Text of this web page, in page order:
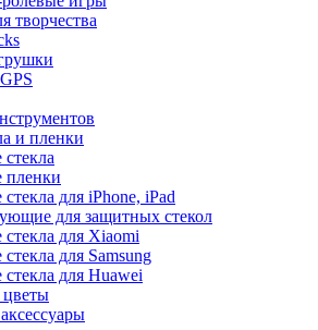
творчества
и пленки
пленки
для iPhone, iPad
для защитных стекол
для Xiaomi
для Samsung
для Huawei
цветы